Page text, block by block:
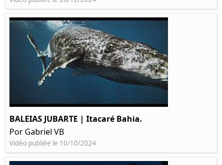
BALEIAS JUBARTE | Itacaré Bahia.
Por Gabriel VB
Vidéo publiée le 10/10/2024